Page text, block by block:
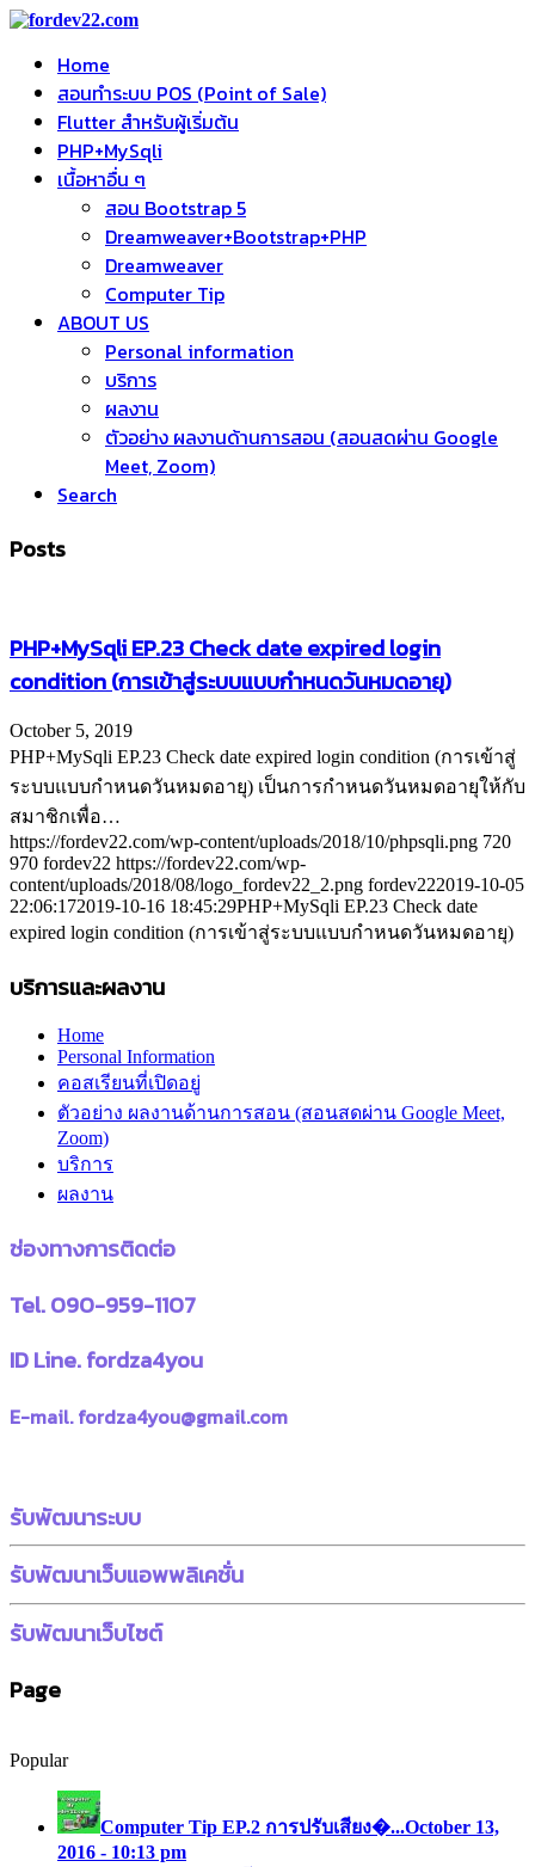
Home
สอนทำระบบ POS (Point of Sale)
Flutter สำหรับผู้เริ่มต้น
PHP+MySqli
เนื้อหาอื่น ๆ
สอน Bootstrap 5
Dreamweaver+Bootstrap+PHP
Dreamweaver
Computer Tip
ABOUT US
Personal information
บริการ
ผลงาน
ตัวอย่าง ผลงานด้านการสอน (สอนสดผ่าน Google
Meet, Zoom)
Search
Posts
PHP+MySqli EP.23 Check date expired login
condition (การเข้าสู่ระบบแบบกำหนดวันหมดอายุ)
October 5, 2019
PHP+MySqli EP.23 Check date expired login condition (การเข้าสู่
ระบบแบบกำหนดวันหมดอายุ) เป็นการกำหนดวันหมดอายุให้กับ
สมาชิกเพื่อ…
https://fordev22.com/wp-content/uploads/2018/10/phpsqli.png 720
970 fordev22 https://fordev22.com/wp-
content/uploads/2018/08/logo_fordev22_2.png fordev222019-10-05
22:06:172019-10-16 18:45:29PHP+MySqli EP.23 Check date
expired login condition (การเข้าสู่ระบบแบบกำหนดวันหมดอายุ)
บริการและผลงาน
Home
Personal Information
คอสเรียนที่เปิดอยู่
ตัวอย่าง ผลงานด้านการสอน (สอนสดผ่าน Google Meet,
Zoom)
บริการ
ผลงาน
ช่องทางการติดต่อ
Tel. 090-959-1107
ID Line. fordza4you
E-mail. fordza4you@gmail.com
รับพัฒนาระบบ
รับพัฒนาเว็บแอพพลิเคชั่น
รับพัฒนาเว็บไซต์
Page
Popular
Computer Tip EP.2 การปรับเสียง�...October 13,
2016 - 10:13 pm